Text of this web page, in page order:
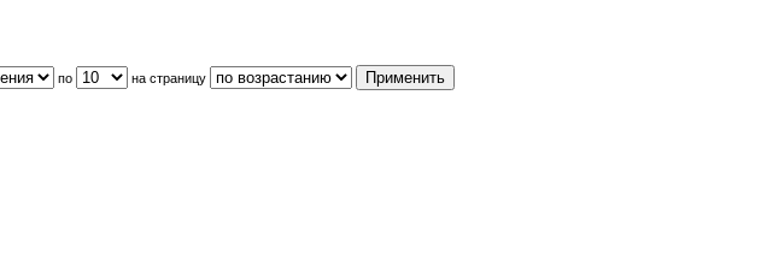
по на страницу